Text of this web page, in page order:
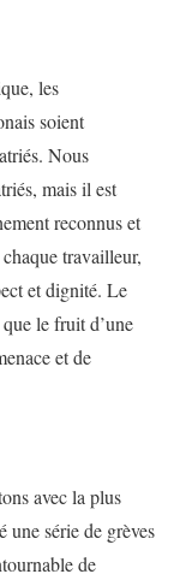
les
soient
Nous
mais il est
reconnus et
travailleur,
et dignité. Le
le fruit d’une
et de
avec la plus
une série de grèves
de